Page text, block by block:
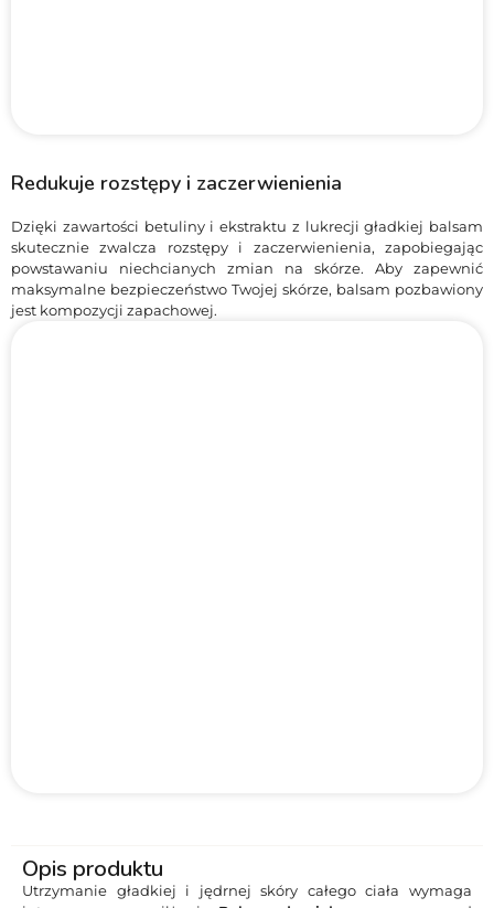
Redukuje rozstępy i zaczerwienienia
Dzięki zawartości betuliny i ekstraktu z lukrecji gładkiej balsam
skutecznie zwalcza rozstępy i zaczerwienienia, zapobiegając
powstawaniu niechcianych zmian na skórze. Aby zapewnić
maksymalne bezpieczeństwo Twojej skórze, balsam pozbawiony
jest kompozycji zapachowej.
Opis produktu
Utrzymanie gładkiej i jędrnej skóry całego ciała wymaga